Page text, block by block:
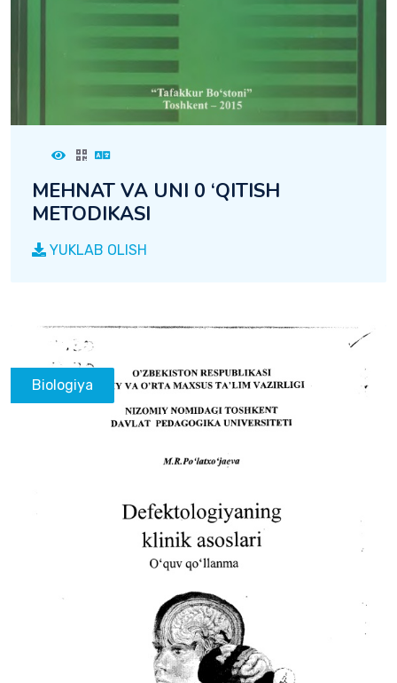
MEHNAT VA UNI 0 ‘QITISH
METODIKASI
YUKLAB OLISH
Biologiya